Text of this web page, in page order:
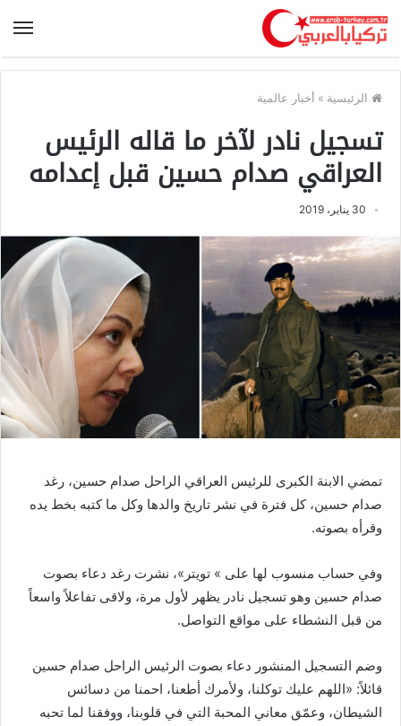
الرئيسية » أخبار عالمية
تسجيل نادر لآخر ما قاله الرئيس
العراقي صدام حسين قبل إعدامه
30 يناير، 2019
تمضي الابنة الكبرى للرئيس العراقي الراحل صدام حسين، رغد
صدام حسين، كل فترة في نشر تاريخ والدها وكل ما كتبه بخط يده
وقرأه بصوته.
وفي حساب منسوب لها على » تويتر»، نشرت رغد دعاء بصوت
صدام حسين وهو تسجيل نادر يظهر لأول مرة، ولاقى تفاعلاً واسعاً
من قبل النشطاء على مواقع التواصل.
وضم التسجيل المنشور دعاء بصوت الرئيس الراحل صدام حسين
قائلاً: «اللهم عليك توكلنا، ولأمرك أطعنا، احمنا من دسائس
الشيطان، وعمّق معاني المحبة التي في قلوبنا، ووفقنا لما تحبه